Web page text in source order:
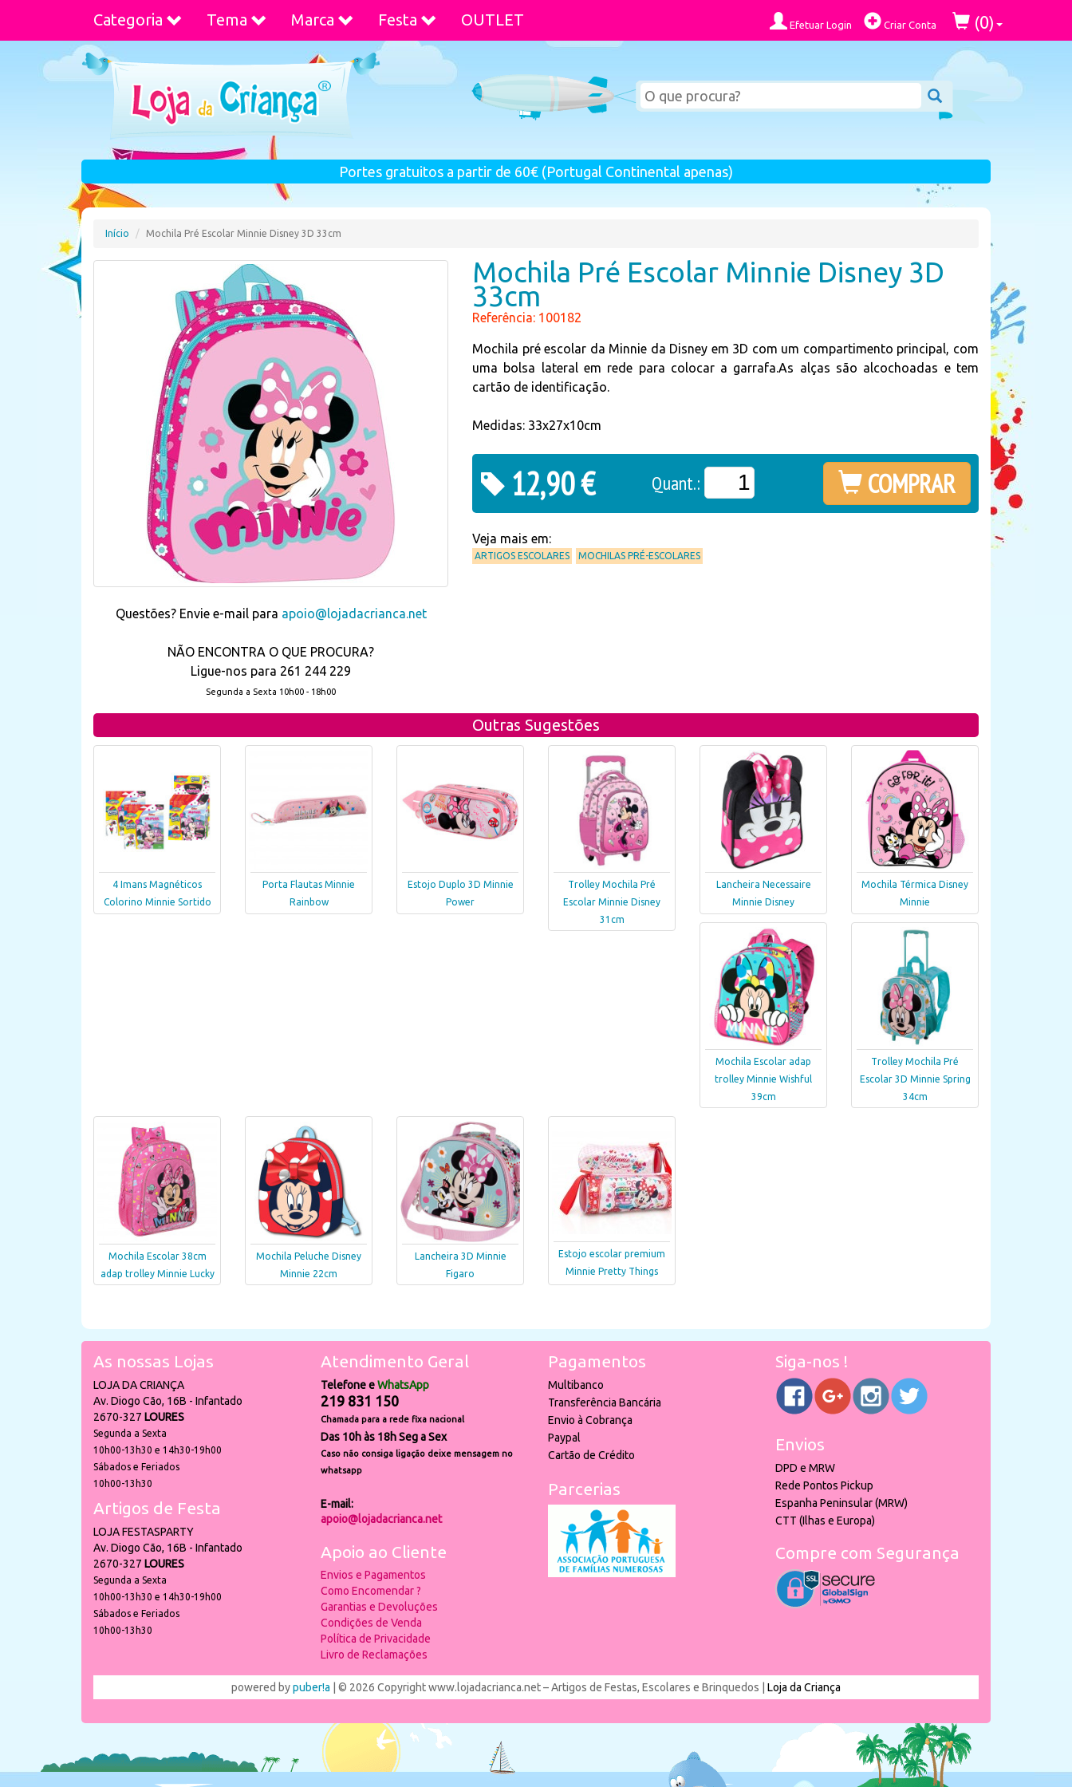
Categoria Tema Marca Festa OUTLET Efetuar Login Criar Conta (0)
Portes gratuitos a partir de 60€ (Portugal Continental apenas)
Início Mochila Pré Escolar Minnie Disney 3D 33cm
Questões? Envie e-mail para apoio@lojadacrianca.net
NÃO ENCONTRA O QUE PROCURA?
Ligue-nos para 261 244 229
Segunda a Sexta 10h00 - 18h00
Mochila Pré Escolar Minnie Disney 3D
33cm
Referência: 100182
Mochila pré escolar da Minnie da Disney em 3D com um compartimento principal, com
uma bolsa lateral em rede para colocar a garrafa.As alças são alcochoadas e tem
cartão de identificação.
Medidas: 33x27x10cm
12,90 € Quant.: COMPRAR
Veja mais em:
ARTIGOS ESCOLARES MOCHILAS PRÉ-ESCOLARES
Outras Sugestões
4 Imans Magnéticos
Colorino Minnie Sortido
Porta Flautas Minnie
Rainbow
Estojo Duplo 3D Minnie
Power
Trolley Mochila Pré
Escolar Minnie Disney
31cm
Lancheira Necessaire
Minnie Disney
Mochila Térmica Disney
Minnie
Mochila Escolar adap
trolley Minnie Wishful
39cm
Trolley Mochila Pré
Escolar 3D Minnie Spring
34cm
Mochila Escolar 38cm
adap trolley Minnie Lucky
Mochila Peluche Disney
Minnie 22cm
Lancheira 3D Minnie
Figaro
Estojo escolar premium
Minnie Pretty Things
As nossas Lojas
LOJA DA CRIANÇA
Av. Diogo Cão, 16B - Infantado
2670-327 LOURES
Segunda a Sexta
10h00-13h30 e 14h30-19h00
Sábados e Feriados
10h00-13h30
Artigos de Festa
LOJA FESTASPARTY
Av. Diogo Cão, 16B - Infantado
2670-327 LOURES
Segunda a Sexta
10h00-13h30 e 14h30-19h00
Sábados e Feriados
10h00-13h30
Atendimento Geral
Telefone eWhatsApp
219 831 150
Chamada para a rede fixa nacional
Das 10h às 18h Seg a Sex
Caso não consiga ligação deixe mensagem no
whatsapp
E-mail:
apoio@lojadacrianca.net
Apoio ao Cliente
Envios e Pagamentos
Como Encomendar ?
Garantias e Devoluções
Condições de Venda
Política de Privacidade
Livro de Reclamações
Pagamentos
Multibanco
Transferência Bancária
Envio à Cobrança
Paypal
Cartão de Crédito
Parcerias
Siga-nos !
Envios
DPD e MRW
Rede Pontos Pickup
Espanha Peninsular (MRW)
CTT (Ilhas e Europa)
Compre com Segurança
powered bypuber!a | © 2026 Copyright www.lojadacrianca.net – Artigos de Festas, Escolares e Brinquedos | Loja da Criança